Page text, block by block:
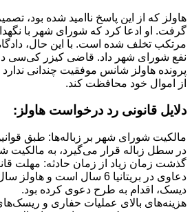
هاولز که از این پاسخ ناامید شده بود،
گرفت. او ادعا کرد که شورای شهر با
مرتکب تخلف شده است. با این حال، دادگاه
نفع شورای شهر داد. قاضی کیزر کی‌سی
پرونده هاولز شانس موفقیت چندانی
از اموال خود محافظت کند.
دلایل قانونی رد درخواست هاولز:
مالکیت شورای شهر بر زباله‌ها: طبق
در سطل زباله قرار می‌گیرد، به مالکیت
گذشت زمان زیاد از زمان حادثه: مهلت
دعاوی در بریتانیا 6 سال است
دیسک، اقدام به طرح دعوی کرده بود.
هزینه‌های بالای عملیات حفاری و